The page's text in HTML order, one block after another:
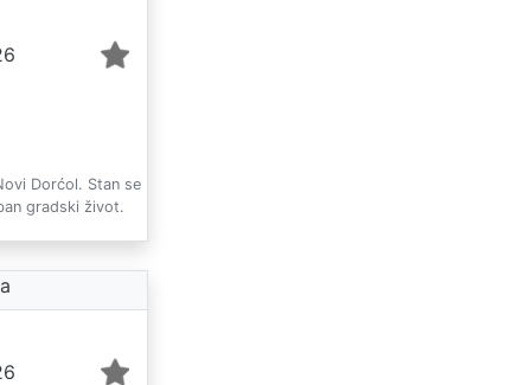
Dorćol. Stan se
gradski život.